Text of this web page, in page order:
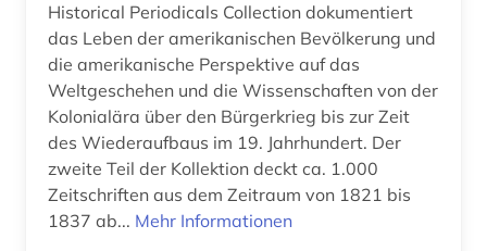
Historical Periodicals Collection dokumentiert
das Leben der amerikanischen Bevölkerung und
die amerikanische Perspektive auf das
Weltgeschehen und die Wissenschaften von der
Kolonialära über den Bürgerkrieg bis zur Zeit
des Wiederaufbaus im 19. Jahrhundert. Der
zweite Teil der Kollektion deckt ca. 1.000
Zeitschriften aus dem Zeitraum von 1821 bis
1837 ab... Mehr Informationen